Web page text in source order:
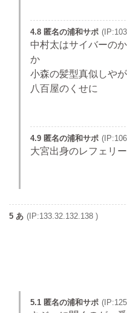
4.8 匿名の浦和サポ
中村太はサイバーの
か
小森の髪型真似しや
八百屋のくせに
4.9 匿名の浦和サポ
大宮出身のレフェリ
5 あ (IP:133.32.132.138 )
5.1 匿名の浦和サポ